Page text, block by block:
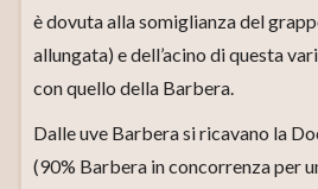
è dovuta alla somiglianza del
allungata) e dell’acino di questa
con quello della Barbera.
Dalle uve Barbera si ricavano la
(90% Barbera in concorrenza per